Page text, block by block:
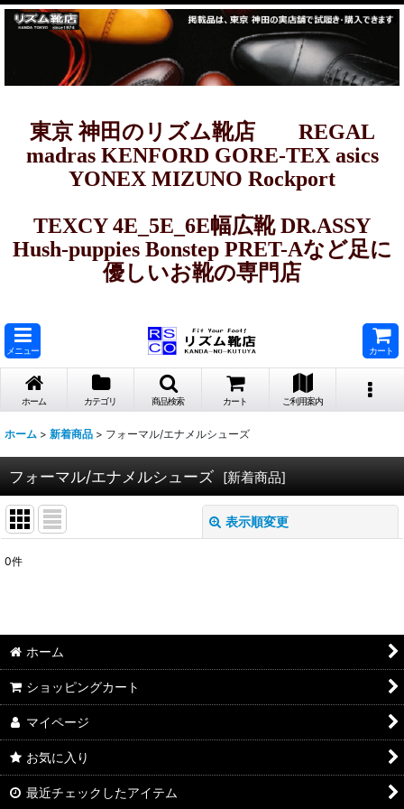
東京 神田のリズム靴店 REGAL
madras KENFORD GORE-TEX asics
YONEX MIZUNO Rockport
TEXCY 4E_5E_6E幅広靴 DR.ASSY
Hush-puppies Bonstep PRET-Aなど足に
優しいお靴の専門店
メニュー カート
ホーム カテゴリ 商品検索 カート ご利用案内
ホーム > 新着商品 > フォーマル/エナメルシューズ
フォーマル/エナメルシューズ [新着商品]
表示順変更
絞り込む
0件
ホーム
ショッピングカート
マイページ
お気に入り
最近チェックしたアイテム